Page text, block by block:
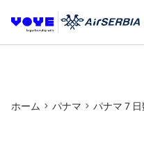
ホーム パナマ パナマ 7 日